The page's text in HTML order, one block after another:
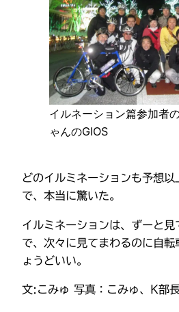
イルネーション篇参加者
ゃんのGIOS
どのイルミネーションも予想
で、本当に驚いた。
イルミネーションは、ずーと
で、次々に見てまわるのに自
ょうどいい。
文:こみゅ 写真：こみゅ、K部